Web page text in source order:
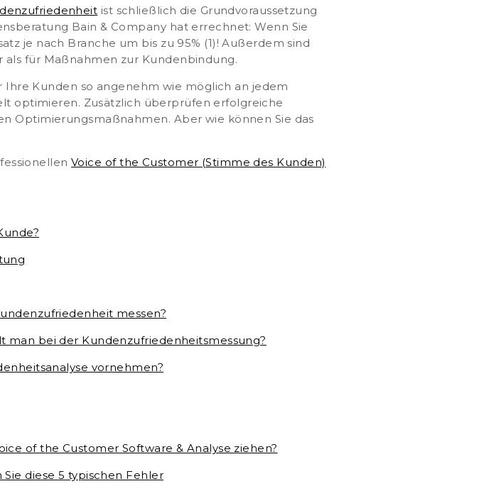
ist schließlich die Grundvoraussetzung
Bain & Company hat errechnet:Wenn Sie
je nach Branche um bis zu 95% (1)! Außerdem sind
für Maßnahmen zur Kundenbindung.
Ihre Kunden so angenehm wie möglich an jedem
optimieren. Zusätzlich überprüfen erfolgreiche
Optimierungsmaßnahmen. Aber wie können Sie das
Voice of the Customer (Stimme des Kunden)
messen?
bei der Kundenzufriedenheitsmessung?
vornehmen?
of the Customer Software & Analyse ziehen?
diese 5 typischen Fehler